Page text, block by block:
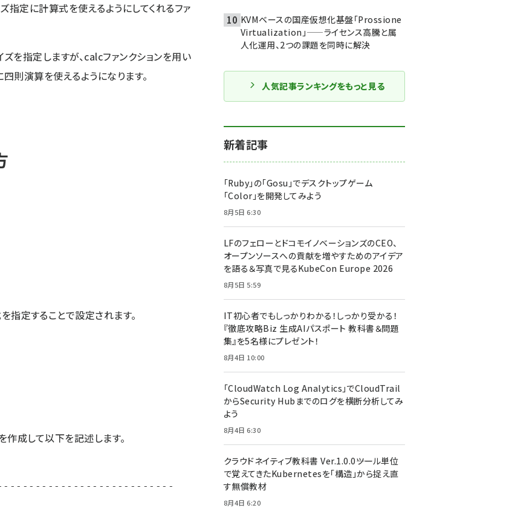
指定に計算式を使えるようにしてくれるファ
を指定しますが、calcファンクションを用い
則演算を使えるようになります。
指定することで設定されます。
作成して以下を記述します。
KVMベースの国産仮想化基盤「Prossione
Virtualization」——ライセンス高騰と属
人化運用、2つの課題を同時に解決
人気記事ランキングをもっと見る
新着記事
「Ruby」の「Gosu」でデスクトップゲーム
「Color」を開発してみよう
8月5日 6:30
LFのフェローとドコモイノベーションズのCEO、
オープンソースへの貢献を増やすためのアイデア
を語る＆写真で見るKubeCon Europe 2026
8月5日 5:59
IT初心者でもしっかりわかる！しっかり受かる！
『徹底攻略Biz 生成AIパスポート 教科書＆問題
集』を5名様にプレゼント！
8月4日 10:00
「CloudWatch Log Analytics」でCloudTrail
からSecurity Hubまでのログを横断分析してみ
よう
8月4日 6:30
クラウドネイティブ教科書 Ver.1.0.0――ツール単位
で覚えてきたKubernetesを「構造」から捉え直
す無償教材
8月4日 6:20